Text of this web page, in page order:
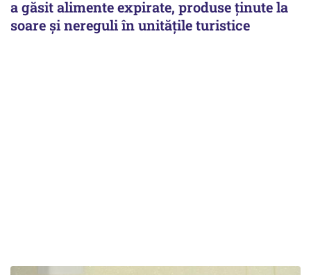
a găsit alimente expirate, produse ținute la
soare și nereguli în unitățile turistice